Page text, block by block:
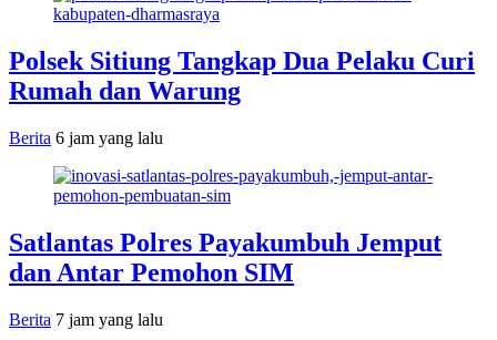
Polsek Sitiung Tangkap Dua Pelaku Curi
Rumah dan Warung
Berita 6 jam yang lalu
Satlantas Polres Payakumbuh Jemput
dan Antar Pemohon SIM
Berita 7 jam yang lalu